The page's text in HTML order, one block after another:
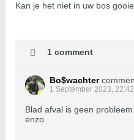
Kan je het niet in uw bos
1 comment
Bo$wachter
1 September 2023, 22:42
Blad afval is geen
enzo